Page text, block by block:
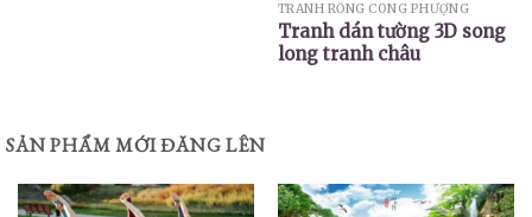
TRANH RỒNG CÔNG PHƯỢNG
Tranh dán tường 3D song
long tranh châu
SẢN PHẨM MỚI ĐĂNG LÊN